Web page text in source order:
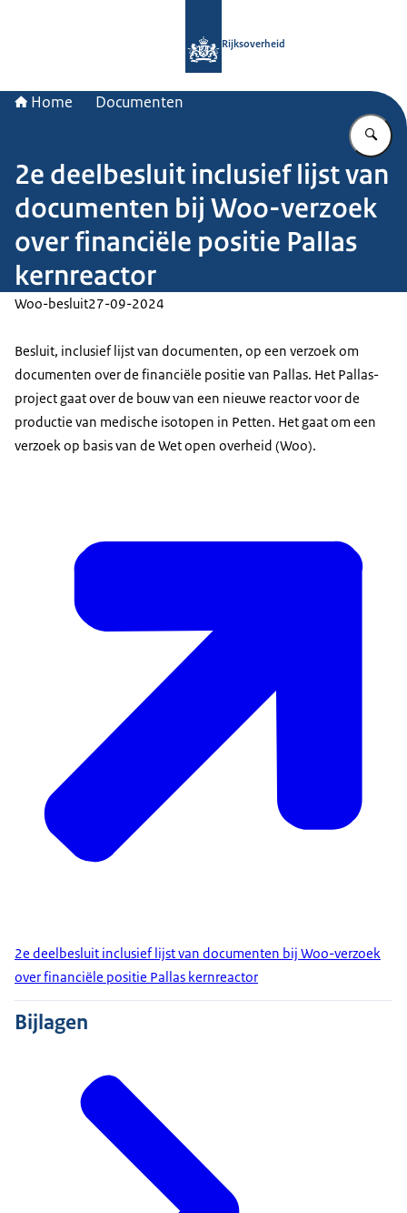
Rijksoverheid
Home Documenten
2e deelbesluit inclusief lijst van
documenten bij Woo-verzoek
over financiële positie Pallas
kernreactor
Woo-besluit27-09-2024
Besluit, inclusief lijst van documenten, op een verzoek om
documenten over de financiële positie van Pallas. Het Pallas-
project gaat over de bouw van een nieuwe reactor voor de
productie van medische isotopen in Petten. Het gaat om een
verzoek op basis van de Wet open overheid (Woo).
2e deelbesluit inclusief lijst van documenten bij Woo-verzoek
over financiële positie Pallas kernreactor
Bijlagen